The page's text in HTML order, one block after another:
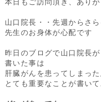
本日もご訪問頂き、あり
山口院長・・先週からさ
先生のお身体が心配です
昨日のブログで山口院長が
書いた事は
肝臓がんを患ってしまっ
とても重要なことが書い